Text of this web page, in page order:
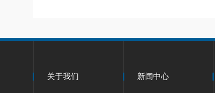
关于我们 新闻中心